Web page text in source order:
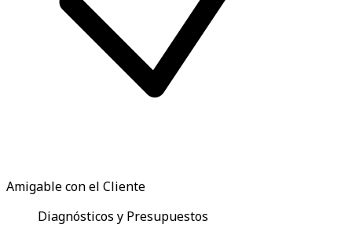
Amigable con el Cliente
Diagnósticos y Presupuestos